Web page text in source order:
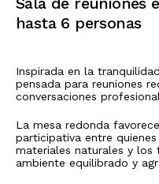
hasta 6 personas
Inspirada en la
pensada para reuniones
conversaciones
La mesa redonda
participativa entre
materiales naturales y los
ambiente equilibrado y